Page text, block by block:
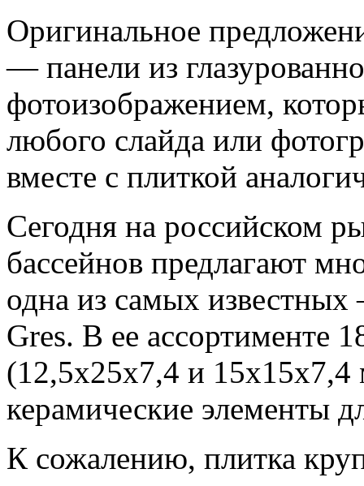
Оригинальное
— панели из
фотоизображением,
любого слайда или
вместе с плиткой
Сегодня на российском
бассейнов предлагают
одна из самых
Gres. В ее ассортименте
(12,5х25х7,4 и
керамические элементы
К сожалению, плитка